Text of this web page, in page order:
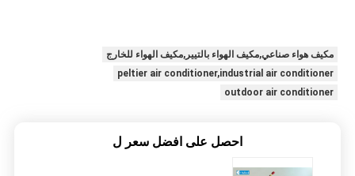
مكيف هواء صناعي,مكيف الهواء بالتيير,مكيف الهواء للخارج
peltier air conditioner,industrial air conditioner
outdoor air conditioner
احصل على افضل سعر ل